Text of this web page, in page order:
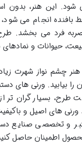
شود. این هنر، بدون
بافنده انجام می
فرد می بخشد.
حیوانات و
هنر چشم نواز شهرت
را بیابید. ورنی های
طرح، بسیار گران تر
های اصیل و
و تخصصی صنایع
اطمینان حاصل